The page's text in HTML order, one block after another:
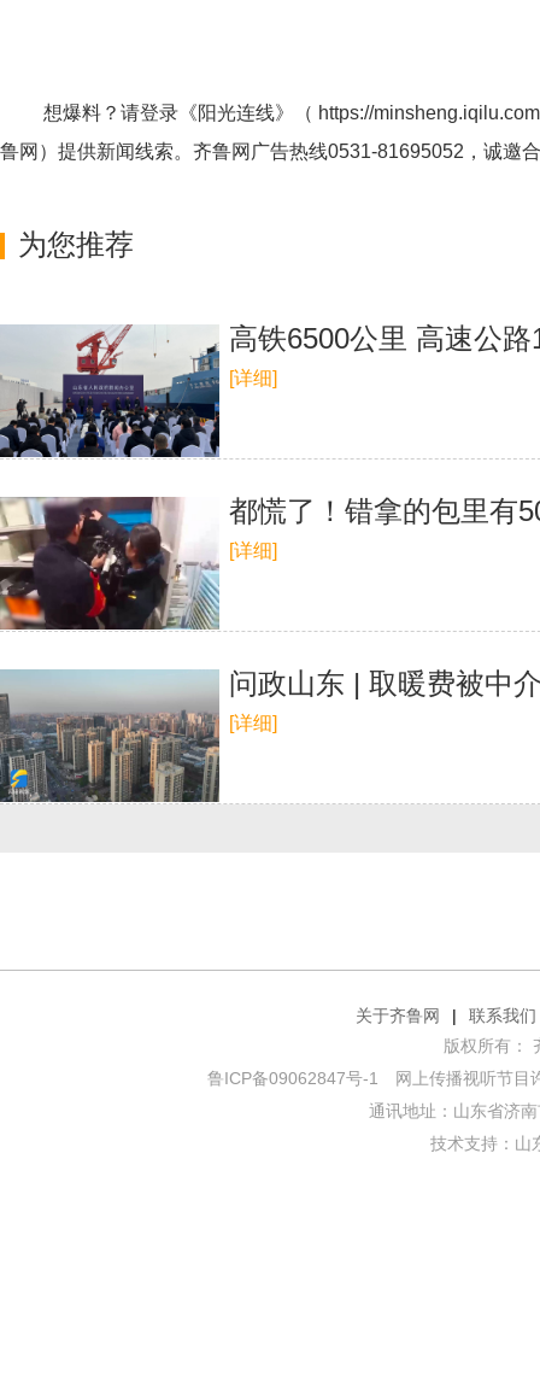
想爆料？请登录《阳光连线》（ https://
鲁网 ）提供新闻线索。齐鲁网广告热线0531-81695052 ，诚邀
为您推荐
高铁6500公里 高速公
[详细]
都慌了！错拿的包里有
[详细]
问政山东 | 取暖费被中
[详细]
关于齐鲁网 |
联系我们
版权所有：
鲁ICP备09062847号-1 网上传播视听节目
通讯地址：山东省济
技术支持： 山